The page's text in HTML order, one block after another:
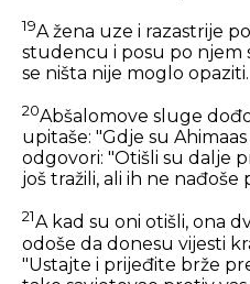
19A žena uze i razastrije
studencu i posu po njem
se ništa nije moglo opaziti.
20Abšalomove sluge
upitaše: "Gdje su
odgovori: "Otišli su dalje
još tražili, ali ih ne nađoše
21A kad su oni otišli, ona
odoše da donesu vijesti
"Ustajte i prijeđite brže